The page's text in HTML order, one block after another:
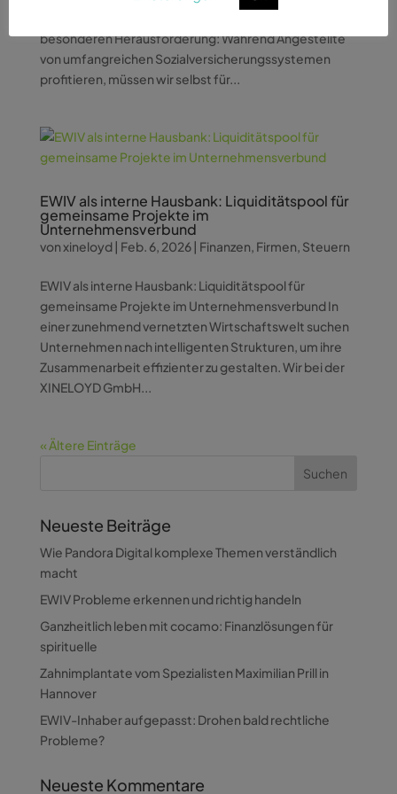
besonderen Herausforderung: Während Angestellte
von umfangreichen Sozialversicherungssystemen
profitieren, müssen wir selbst für...
EWIV als interne Hausbank: Liquiditätspool für
gemeinsame Projekte im
Unternehmensverbund
vonxineloyd| Feb. 6, 2026| Finanzen, Firmen, Steuern
EWIV als interne Hausbank: Liquiditätspool für
gemeinsame Projekte im Unternehmensverbund In
einer zunehmend vernetzten Wirtschaftswelt suchen
Unternehmen nach intelligenten Strukturen, um ihre
Zusammenarbeit effizienter zu gestalten. Wir bei der
XINELOYD GmbH...
« Ältere Einträge
Neueste Beiträge
Wie Pandora Digital komplexe Themen verständlich
macht
EWIV Probleme erkennen und richtig handeln
Ganzheitlich leben mit cocamo: Finanzlösungen für
spirituelle
Zahnimplantate vom Spezialisten Maximilian Prill in
Hannover
EWIV-Inhaber aufgepasst: Drohen bald rechtliche
Probleme?
Neueste Kommentare